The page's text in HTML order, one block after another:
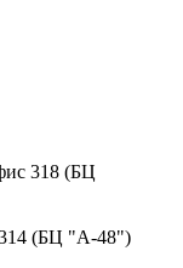
318 (БЦ
314 (БЦ "А-48")